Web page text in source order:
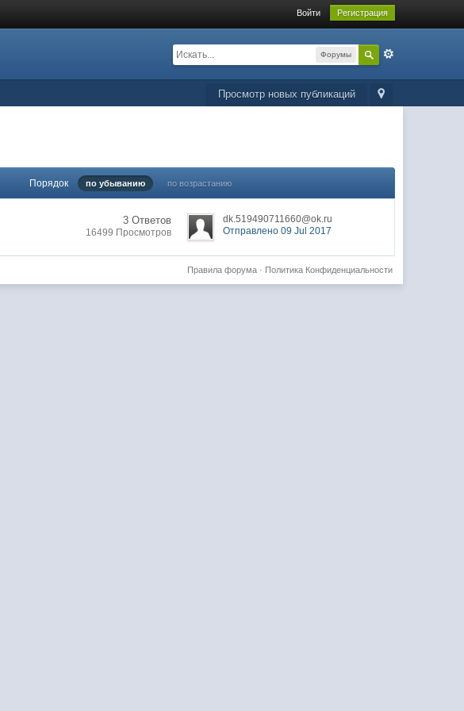
Войти Регистрация
Форумы
Просмотр новых публикаций
Порядок по убыванию по возрастанию
3 Ответов
16499 Просмотров
dk.519490711660@ok.ru
Отправлено 09 Jul 2017
Политика Конфиденциальности
Правила форума·